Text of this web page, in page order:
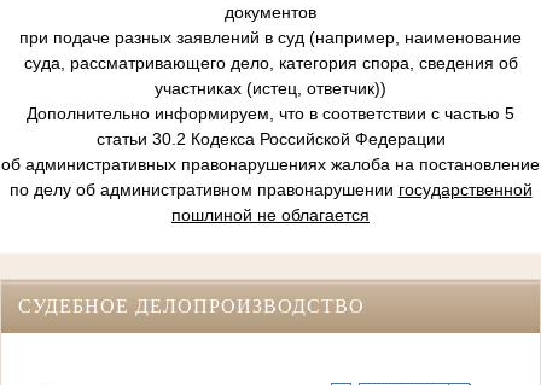
документов
при подаче разных заявлений в суд (например, наименование
суда, рассматривающего дело, категория спора, сведения об
участниках (истец, ответчик))
Дополнительно информируем, что в соответствии с частью 5
статьи 30.2 Кодекса Российской Федерации
об административных правонарушениях жалоба на постановление
по делу об административном правонарушении государственной
пошлиной не облагается
СУДЕБНОЕ ДЕЛОПРОИЗВОДСТВО